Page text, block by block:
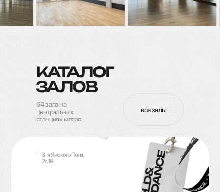
КАТАЛОГ
ЗАЛОВ
3-я Ямского Поля,
2с19
64 зала на
центральных
станциях метро
все залы